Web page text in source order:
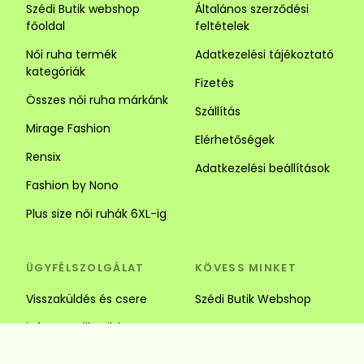
Szédi Butik webshop
főoldal
Női ruha termék
kategóriák
Összes női ruha márkánk
Mirage Fashion
Rensix
Fashion by Nono
Plus size női ruhák 6XL-ig
Általános szerződési
feltételek
Adatkezelési tájékoztató
Fizetés
Szállítás
Elérhetőségek
Adatkezelési beállítások
ÜGYFÉLSZOLGÁLAT
Visszaküldés és csere
info@szedibutik.hu
KÖVESS MINKET
Szédi Butik Webshop